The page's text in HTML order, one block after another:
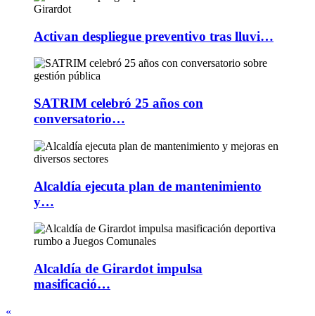
Activan despliegue preventivo tras lluvi…
SATRIM celebró 25 años con
conversatorio…
Alcaldía ejecuta plan de mantenimiento
y…
Alcaldía de Girardot impulsa
masificació…
«